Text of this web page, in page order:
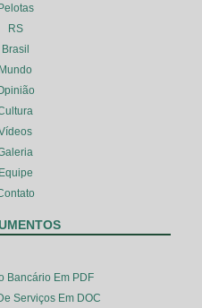
RS
Brasil
Mundo
Equipe
Bancário Em PDF
Serviços Em DOC